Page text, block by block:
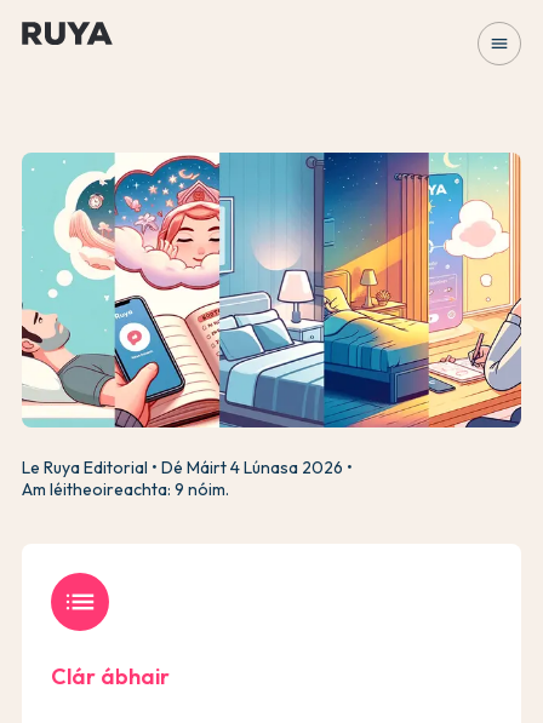
menu
Le Ruya Editorial
Dé Máirt 4 Lúnasa 2026
Am léitheoireachta: 9 nóim.
list
Clár ábhair